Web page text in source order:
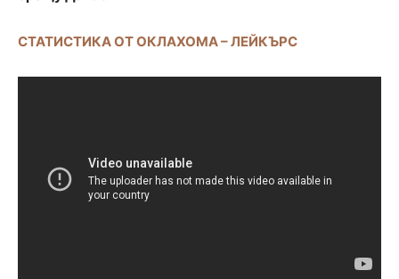
СТАТИСТИКА ОТ ОКЛАХОМА – ЛЕЙКЪРС